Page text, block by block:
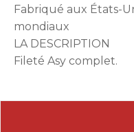
Fabriqué aux États-
mondiaux
LA DESCRIPTION
Fileté Asy complet.